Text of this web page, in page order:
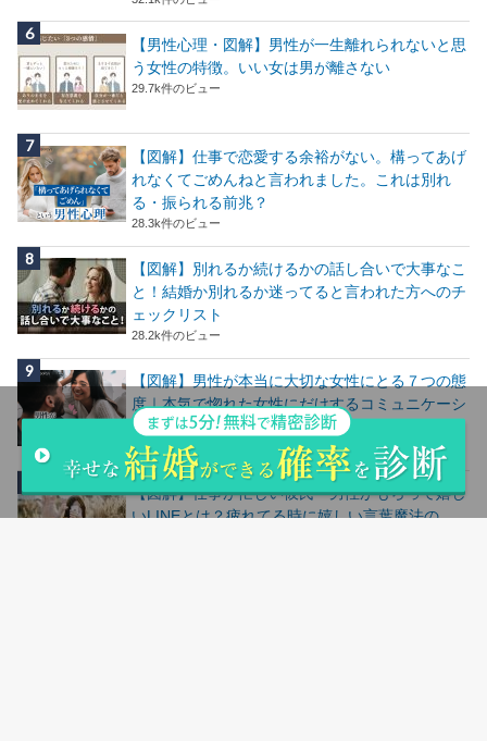
【男性心理・図解】男性が一生離れられないと思
う女性の特徴。いい女は男が離さない
29.7k件のビュー
【図解】仕事で恋愛する余裕がない。構ってあげ
れなくてごめんねと言われました。これは別れ
る・振られる前兆？
28.3k件のビュー
【図解】別れるか続けるかの話し合いで大事なこ
と！結婚か別れるか迷ってると言われた方へのチ
ェックリスト
28.2k件のビュー
【図解】男性が本当に大切な女性にとる７つの態
度｜本気で惚れた女性にだけするコミュニケーシ
ョン
24.7k件のビュー
【図解】仕事が忙しい彼氏・男性がもらって嬉し
いLINEとは？疲れてる時に嬉しい言葉魔法の